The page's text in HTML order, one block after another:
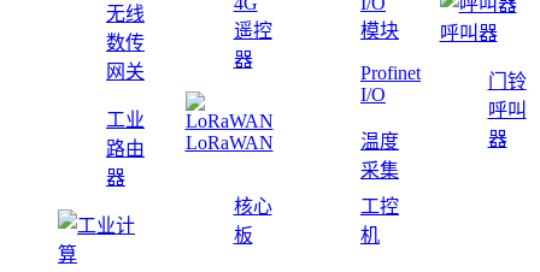
无线
数传
网关
工业
路由
器
遥控
器
LoRaWAN
模块
Profinet
I/O
温度
采集
呼叫器
门铃
呼叫
器
核心
板
工控
机